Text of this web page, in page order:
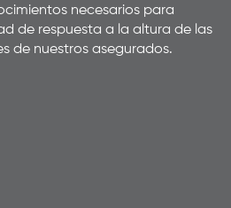
necesarios para
de respuesta a la altura de las
de nuestros asegurados.